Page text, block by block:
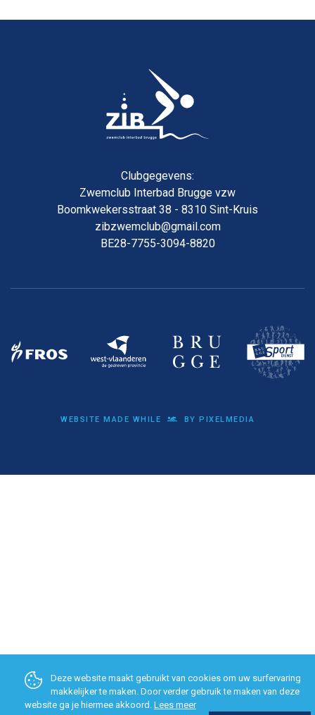
Clubgegevens:
Zwemclub Interbad Brugge vzw
Boomkwekersstraat 38 - 8310 Sint-Kruis
zibzwemclub@gmail.com
BE28-7755-3094-8820
WEBSITE MADE WHILE BY PIXELMEDIA
Deze website maakt gebruikt van cookies om uw surfervaring
makkelijker te maken. Door verder gebruik te maken van deze
website ga je hiermee akkoord. Lees meer